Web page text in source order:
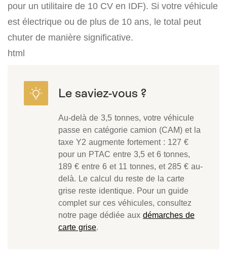
pour un utilitaire de 10 CV en IDF). Si votre véhicule
est électrique ou de plus de 10 ans, le total peut
chuter de manière significative.
html
Au-delà de 3,5 tonnes, votre véhicule
passe en catégorie camion (CAM) et la
taxe Y2 augmente fortement : 127 €
pour un PTAC entre 3,5 et 6 tonnes,
189 € entre 6 et 11 tonnes, et 285 € au-
delà. Le calcul du reste de la carte
grise reste identique. Pour un guide
complet sur ces véhicules, consultez
notre page dédiée aux démarches de
carte grise.